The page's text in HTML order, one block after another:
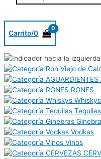
Carrito/0
RONES
Whiskys
Tequilas
Vodkas
Vinos